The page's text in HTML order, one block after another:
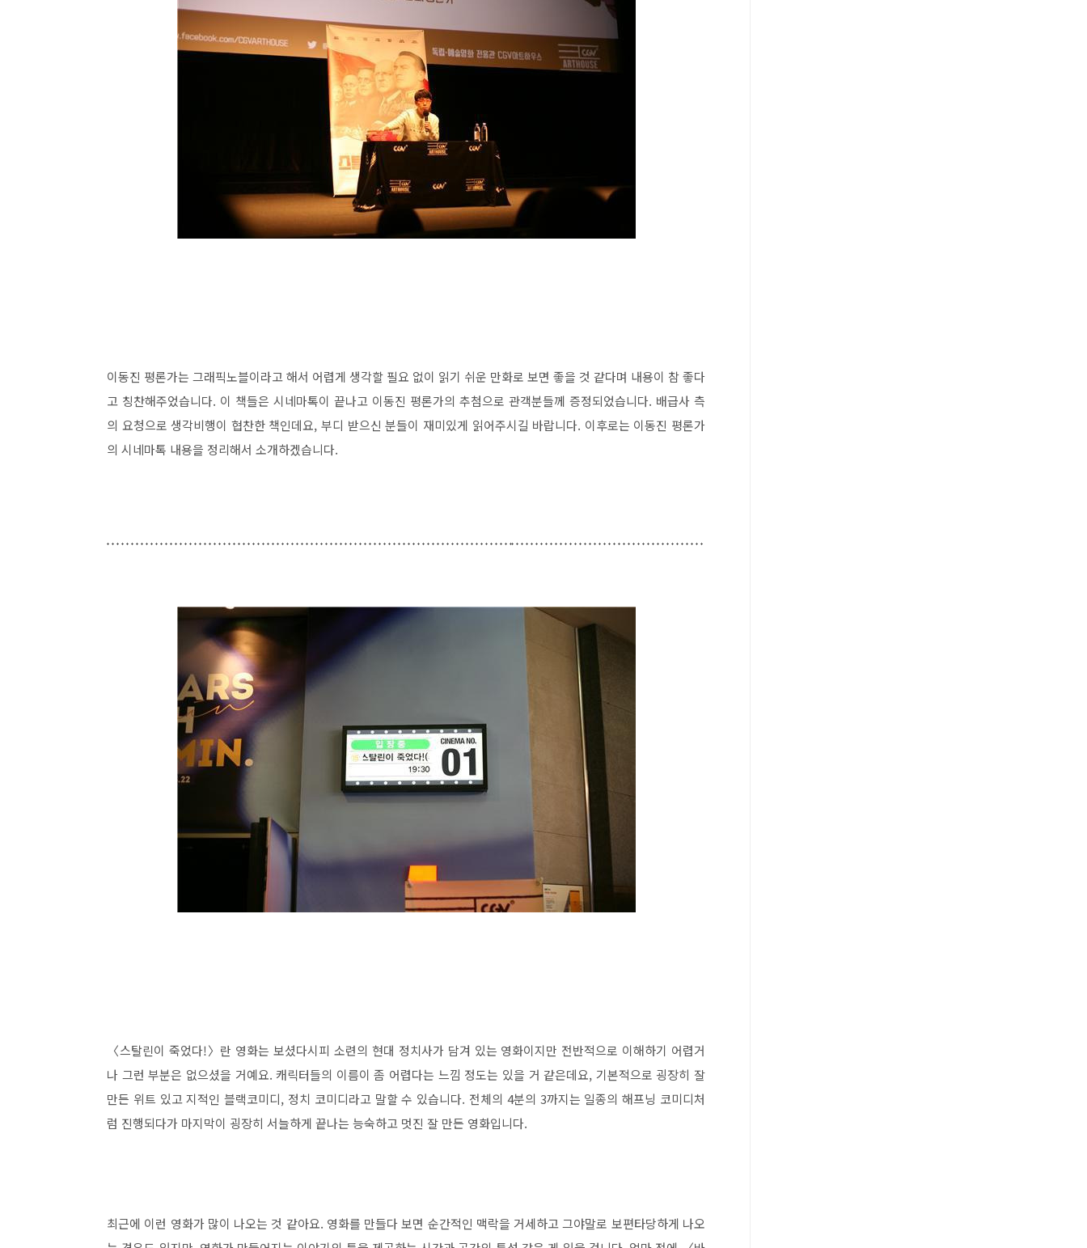
이동진 평론가는 그래픽노블이라고 해서 어렵게 생각할 필요 없이 읽기 쉬운 만화로 보면 좋을 것 같다며 내용이 참 좋다
고 칭찬해주었습니다. 이 책들은 시네마톡이 끝나고 이동진 평론가의 추첨으로 관객분들께 증정되었습니다. 배급사 측
의 요청으로 생각비행이 협찬한 책인데요, 부디 받으신 분들이 재미있게 읽어주시길 바랍니다. 이후로는 이동진 평론가
의 시네마톡 내용을 정리해서 소개하겠습니다.
〈스탈린이 죽었다!〉란 영화는 보셨다시피 소련의 현대 정치사가 담겨 있는 영화이지만 전반적으로 이해하기 어렵거
나 그런 부분은 없으셨을 거예요. 캐릭터들의 이름이 좀 어렵다는 느낌 정도는 있을 거 같은데요, 기본적으로 굉장히 잘
만든 위트 있고 지적인 블랙코미디, 정치 코미디라고 말할 수 있습니다. 전체의 4분의 3까지는 일종의 해프닝 코미디처
럼 진행되다가 마지막이 굉장히 서늘하게 끝나는 능숙하고 멋진 잘 만든 영화입니다.
최근에 이런 영화가 많이 나오는 것 같아요. 영화를 만들다 보면 순간적인 맥락을 거세하고 그야말로 보편타당하게 나오